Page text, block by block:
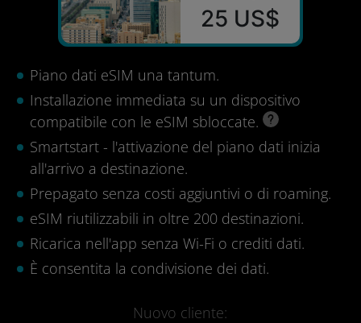
25 US$
Piano dati eSIM una tantum.
Installazione immediata su un dispositivo
compatibile con le eSIM sbloccate.
Smartstart - l'attivazione del piano dati inizia
all'arrivo a destinazione.
Prepagato senza costi aggiuntivi o di roaming.
eSIM riutilizzabili in oltre 200 destinazioni.
Ricarica nell'app senza Wi-Fi o crediti dati.
È consentita la condivisione dei dati.
Nuovo cliente: